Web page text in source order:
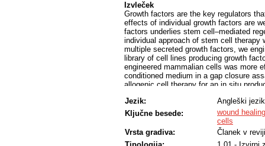
Izvleček
Growth factors are the key regulators
effects of individual growth factors are
factors underlies stem cell–mediated
individual approach of stem cell therapy
multiple secreted growth factors, we
library of cell lines producing growth
engineered mammalian cells was more
conditioned medium in a gap closure
allogenic cell therapy for an in situ
device secreting IGF, FGF, PDGF,
of secreted factors was negligible,
introduced a genetic switch that
different stages of regeneration
and prevent scar formation.
Jezik:
Angleški jezik
Ključne besede:
wound healing
cells
Vrsta gradiva:
Članek v reviji